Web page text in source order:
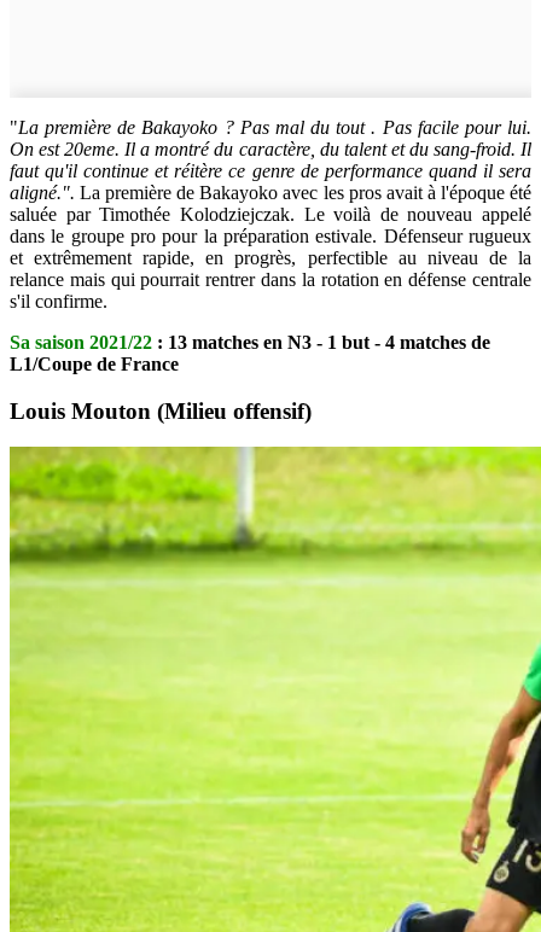
"La première de Bakayoko ? Pas mal du tout . Pas facile pour lui.
On est 20eme. Il a montré du caractère, du talent et du sang-froid. Il
faut qu'il continue et réitère ce genre de performance quand il sera
aligné.".La première de Bakayoko avec les pros avait à l'époque été
saluée par Timothée Kolodziejczak. Le voilà de nouveau appelé
dans le groupe pro pour la préparation estivale. Défenseur rugueux
et extrêmement rapide, en progrès, perfectible au niveau de la
relance mais qui pourrait rentrer dans la rotation en défense centrale
s'il confirme.
Sa saison 2021/22 : 13 matches en N3 - 1 but - 4 matches de
L1/Coupe de France
Louis Mouton (Milieu offensif)